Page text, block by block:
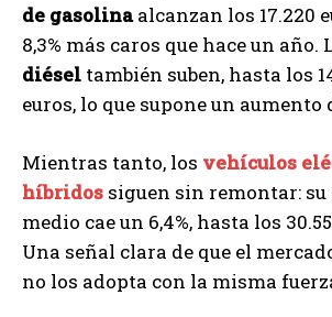
de gasolinaalcanzan los 17.220
8,3% más caros que hace un año.
diésel también suben, hasta los
euros, lo que supone un aumento
Mientras tanto, los vehículos
híbridos siguen sin remontar: su
medio cae un 6,4%, hasta los
Una señal clara de que el
no los adopta con la misma